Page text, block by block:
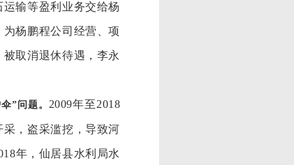
输等盈利业务交给杨
杨鹏程公司经营、项
取消退休待遇，李永
”问题。 2009年至2018
，盗采滥挖，导致河
年，仙居县水利局水